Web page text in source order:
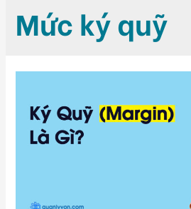
Mức ký quỹ